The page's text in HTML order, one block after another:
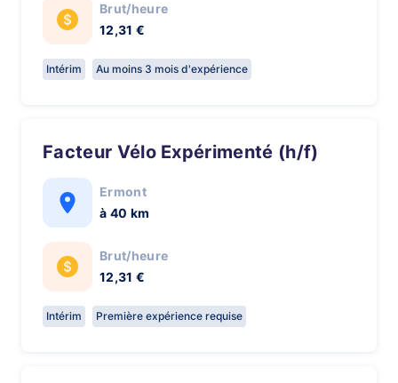
Brut/heure
12,31 €
Intérim Au moins 3 mois d'expérience
Facteur Vélo Expérimenté (h/f)
Ermont
à 40 km
Brut/heure
12,31 €
Intérim Première expérience requise